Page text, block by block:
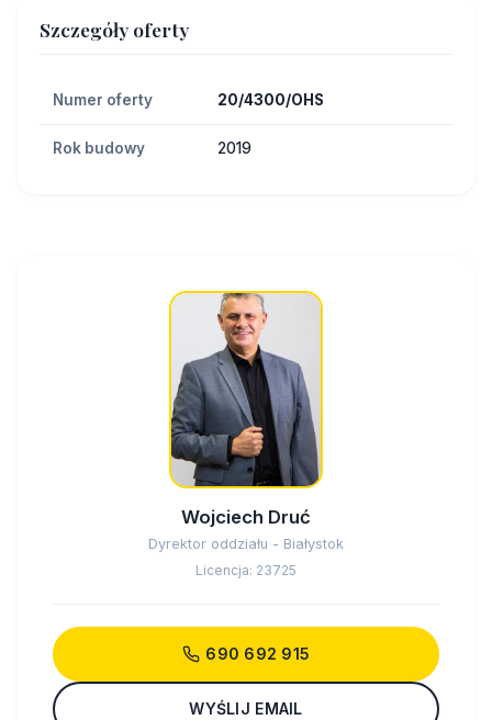
Szczegóły oferty
Numer oferty 20/4300/OHS
Rok budowy 2019
Wojciech Druć
Dyrektor oddziału - Białystok
Licencja: 23725
690 692 915
WYŚLIJ EMAIL